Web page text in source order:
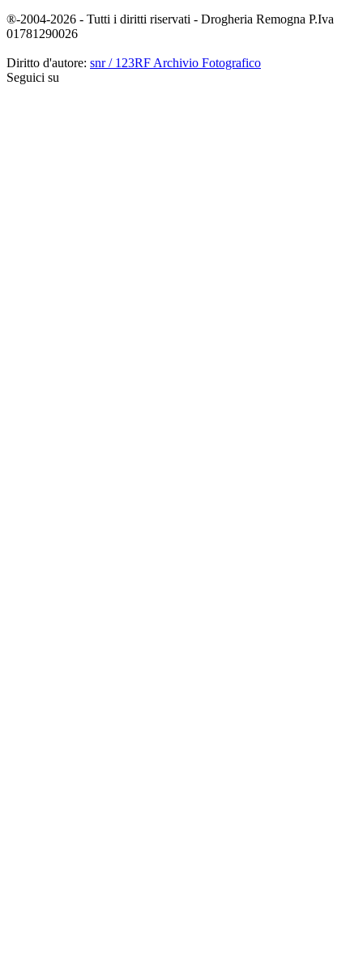
®-2004-2026 - Tutti i diritti riservati - Drogheria Remogna P.Iva
01781290026
Diritto d'autore: snr / 123RF Archivio Fotografico
Seguici su